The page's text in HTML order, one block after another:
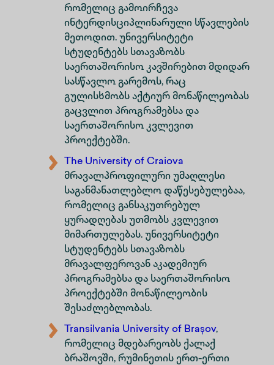
რომელიც გამოირჩევა
ინტერდისციპლინარული სწავლების
მეთოდით. უნივერსიტეტი
სტუდენტებს სთავაზობს
საერთაშორისო კავშირებით მდიდარ
სასწავლო გარემოს, რაც
გულისხმობს აქტიურ მონაწილეობას
გაცვლით პროგრამებსა და
საერთაშორისო კვლევით
პროექტებში.
The University of Craiova
მრავალპროფილური უმაღლესი
საგანმანათლებლო დაწესებულებაა,
რომელიც განსაკუთრებულ
ყურადღებას უთმობს კვლევით
მიმართულებას. უნივერსიტეტი
სტუდენტებს სთავაზობს
მრავალფეროვან აკადემიურ
პროგრამებსა და საერთაშორისო
პროექტებში მონაწილეობის
შესაძლებლობას.
Transilvania University of Brașov,
რომელიც მდებარეობს ქალაქ
ბრაშოვში, რუმინეთის ერთ-ერთი